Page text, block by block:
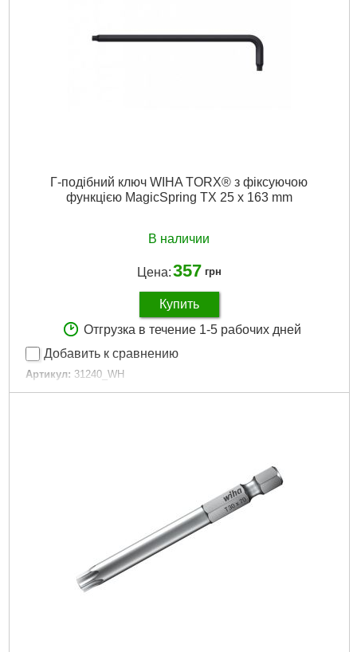
Г-подібний ключ WIHA TORX® з фіксуючою
функцією MagicSpring TX 25 x 163 mm
В наличии
Цена:357 грн
Купить
Отгрузка в течение 1-5 рабочих дней
Добавить к сравнению
Артикул: 31240_WH
Код товара: 27.32.83